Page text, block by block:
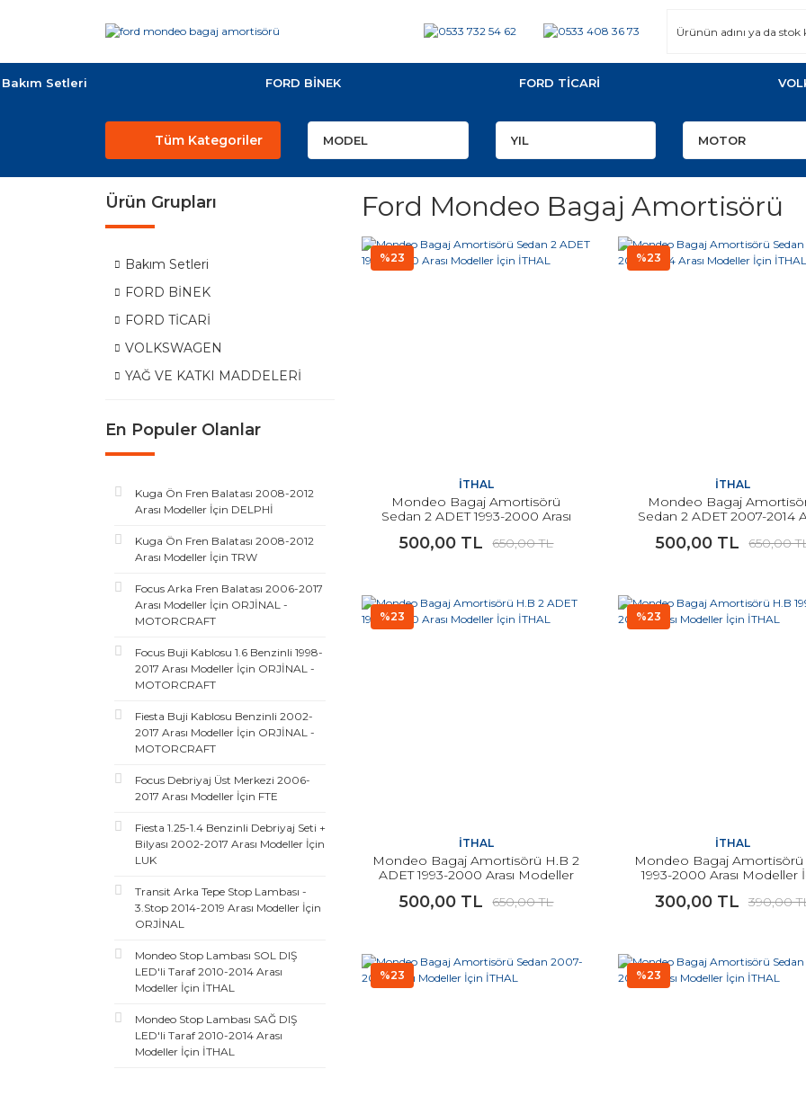
Bakım Setleri FORD BİNEK FORD TİCARİ
Tüm Kategoriler
Ürün Grupları
Bakım Setleri
FORD BİNEK
FORD TİCARİ
VOLKSWAGEN
YAĞ VE KATKI MADDELERİ
En Populer Olanlar
Kuga Ön Fren Balatası 2008-2012
Arası Modeller İçin DELPHİ
Kuga Ön Fren Balatası 2008-2012
Arası Modeller İçin TRW
Focus Arka Fren Balatası 2006-2017
Arası Modeller İçin ORJİNAL -
MOTORCRAFT
Focus Buji Kablosu 1.6 Benzinli 1998-
2017 Arası Modeller İçin ORJİNAL -
MOTORCRAFT
Fiesta Buji Kablosu Benzinli 2002-
2017 Arası Modeller İçin ORJİNAL -
MOTORCRAFT
Focus Debriyaj Üst Merkezi 2006-
2017 Arası Modeller İçin FTE
Fiesta 1.25-1.4 Benzinli Debriyaj Seti +
Bilyası 2002-2017 Arası Modeller İçin
LUK
Transit Arka Tepe Stop Lambası -
3.Stop 2014-2019 Arası Modeller İçin
ORJİNAL
Mondeo Stop Lambası SOL DIŞ
LED'li Taraf 2010-2014 Arası
Modeller İçin İTHAL
Mondeo Stop Lambası SAĞ DIŞ
LED'li Taraf 2010-2014 Arası
Modeller İçin İTHAL
Ford Mondeo Bagaj Amortisörü
%23
İTHAL
Mondeo Bagaj Amortisörü
Sedan 2 ADET 1993-2000 Arası
500,00 TL 650,00 TL
%23
İTHAL
Mondeo Bagaj
Sedan 2 ADET 2007-2014
500,00 TL 650,00
%23
İTHAL
Mondeo Bagaj Amortisörü H.B 2
ADET 1993-2000 Arası Modeller
500,00 TL 650,00 TL
%23
İTHAL
Mondeo Bagaj Amortisörü
1993-2000 Arası Modeller
300,00 TL 390,00
%23 %23